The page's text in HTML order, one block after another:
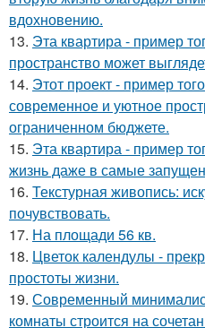
вдохновению.
13. Эта квартира - пример
пространство может
14. Этот проект - пример
современное и уютное
ограниченном бюджете.
15. Эта квартира - пример
жизнь даже в самые
16. Текстурная живопись:
почувствовать.
17. На площади 56 кв.
18. Цветок календулы -
простоты жизни.
19. Современный
комнаты строится на